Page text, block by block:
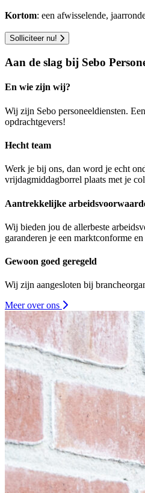
Kortom: een afwisselende,
Solliciteer nu!
Aan de slag bij Sebo
En wie zijn wij?
Wij zijn Sebo personeeldiensten.
opdrachtgevers!
Hecht team
Werk je bij ons, dan word je echt
vrijdagmiddagborrel plaats met je
Aantrekkelijke
Wij bieden jou de allerbeste
garanderen je een marktconforme
Gewoon goed geregeld
Wij zijn aangesloten bij
Meer over ons